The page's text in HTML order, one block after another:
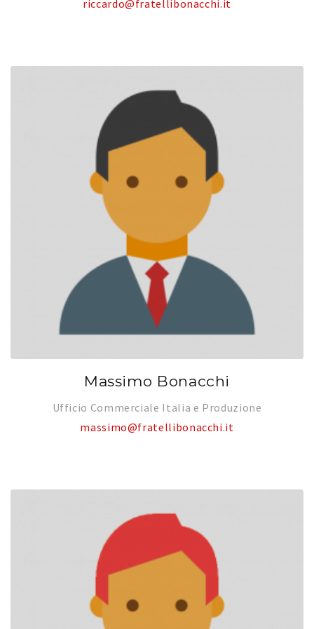
riccardo@fratellibonacchi.it
Massimo Bonacchi
Ufficio Commerciale Italia e Produzione
massimo@fratellibonacchi.it